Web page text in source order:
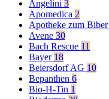
Angelini 3
Apomedica 2
Apotheke zum Biber
Avene 30
Bach Rescue 11
Bayer 18
Beiersdorf AG 10
Bepanthen 6
Bio-H-Tin 1